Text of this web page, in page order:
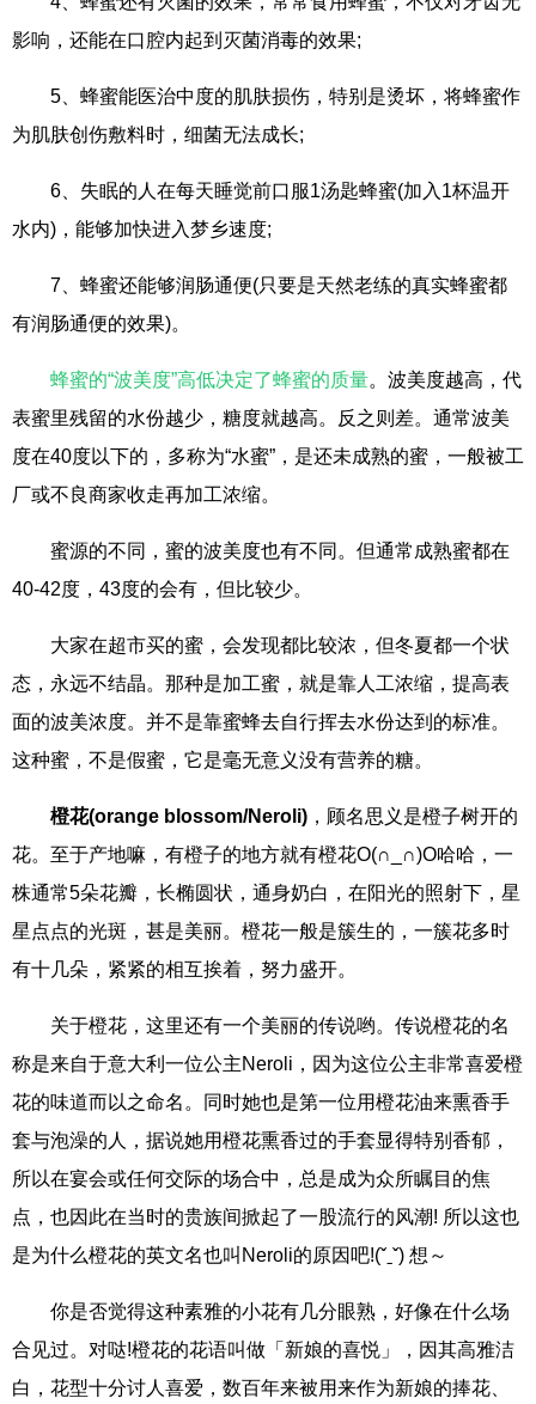
影响，还能在口腔内起到灭菌消毒的效果;
5、蜂蜜能医治中度的肌肤损伤，特别是烫坏，将蜂蜜作
为肌肤创伤敷料时，细菌无法成长;
6、失眠的人在每天睡觉前口服1汤匙蜂蜜(加入1杯温开
水内)，能够加快进入梦乡速度;
7、蜂蜜还能够润肠通便(只要是天然老练的真实蜂蜜都
有润肠通便的效果)。
蜂蜜的“波美度”高低决定了蜂蜜的质量。波美度越高，代
表蜜里残留的水份越少，糖度就越高。反之则差。通常波美
度在40度以下的，多称为“水蜜”，是还未成熟的蜜，一般被工
厂或不良商家收走再加工浓缩。
蜜源的不同，蜜的波美度也有不同。但通常成熟蜜都在
40-42度，43度的会有，但比较少。
大家在超市买的蜜，会发现都比较浓，但冬夏都一个状
态，永远不结晶。那种是加工蜜，就是靠人工浓缩，提高表
面的波美浓度。并不是靠蜜蜂去自行挥去水份达到的标准。
这种蜜，不是假蜜，它是毫无意义没有营养的糖。
橙花(orange blossom/Neroli) ，顾名思义是橙子树开的
花。至于产地嘛，有橙子的地方就有橙花O(∩_∩)O哈哈，一
株通常5朵花瓣，长椭圆状，通身奶白，在阳光的照射下，星
星点点的光斑，甚是美丽。橙花一般是簇生的，一簇花多时
有十几朵，紧紧的相互挨着，努力盛开。
关于橙花，这里还有一个美丽的传说哟。传说橙花的名
称是来自于意大利一位公主Neroli，因为这位公主非常喜爱橙
花的味道而以之命名。同时她也是第一位用橙花油来熏香手
套与泡澡的人，据说她用橙花熏香过的手套显得特别香郁，
所以在宴会或任何交际的场合中，总是成为众所瞩目的焦
点，也因此在当时的贵族间掀起了一股流行的风潮! 所以这也
是为什么橙花的英文名也叫Neroli的原因吧!(ˇˍˇ) 想～
你是否觉得这种素雅的小花有几分眼熟，好像在什么场
合见过。对哒!橙花的花语叫做「新娘的喜悦」，因其高雅洁
白，花型十分讨人喜爱，数百年来被用来作为新娘的捧花、